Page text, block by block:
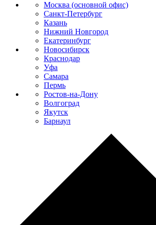
Москва (основной офис)
Санкт-Петербург
Казань
Нижний Новгород
Екатеринбург
Новосибирск
Краснодар
Уфа
Самара
Пермь
Ростов-на-Дону
Волгоград
Якутск
Барнаул